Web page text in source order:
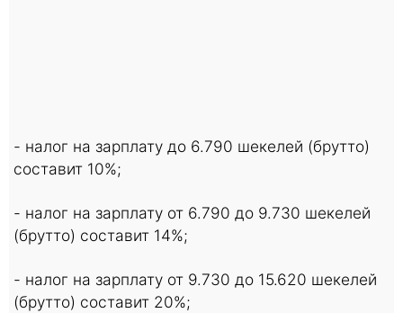
- налог на зарплату до 6.790 шекелей (брутто)
составит 10%;
- налог на зарплату от 6.790 до 9.730 шекелей
(брутто) составит 14%;
- налог на зарплату от 9.730 до 15.620 шекелей
(брутто) составит 20%;